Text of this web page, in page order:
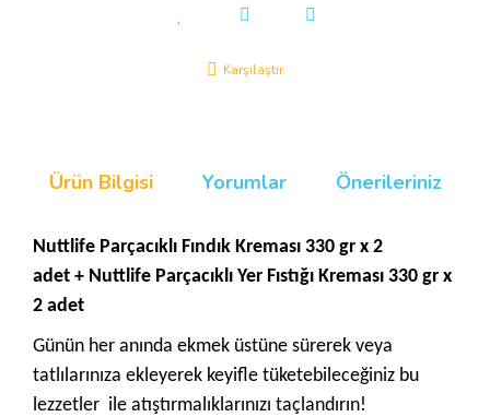
Karşılaştır
Ürün Bilgisi Yorumlar Önerileriniz
Nuttlife Parçacıklı Fındık Kreması 330 gr x 2
adet + Nuttlife Parçacıklı Yer Fıstığı Kreması 330 gr x
2 adet
Günün her anında ekmek üstüne sürerek veya
tatlılarınıza ekleyerek keyifle tüketebileceğiniz bu
lezzetler ile atıştırmalıklarınızı taçlandırın!